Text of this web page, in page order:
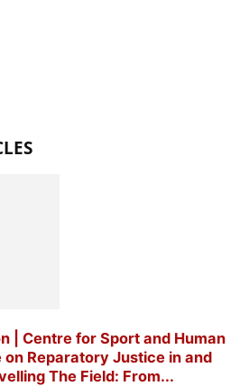
| Centre for Sport and Human
on Reparatory Justice in and
The Field: From...